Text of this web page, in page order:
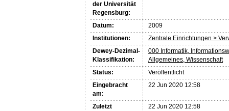
der Universität
Regensburg:
Datum:
2009
Institutionen:
Zentrale Einrichtungen >
Dewey-Dezimal-
Klassifikation:
000 Informatik,
Allgemeines, Wissenschaft
Status:
Veröffentlicht
Eingebracht
am:
22 Jun 2020 12:58
Zuletzt
22 Jun 2020 12:58